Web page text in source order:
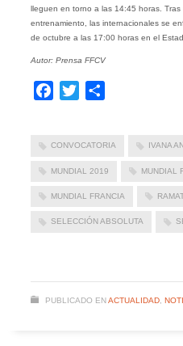
lleguen en torno a las 14:45 horas.
entrenamiento, las internacionales se
de octubre a las 17:00 horas en el
Autor: Prensa FFCV
Facebook
Twitter
CONVOCATORIA IVANA
MUNDIAL 2019 MUNDIAL
MUNDIAL FRANCIA
SELECCIÓN ABSOLUTA
PUBLICADO EN ACTUALIDAD,